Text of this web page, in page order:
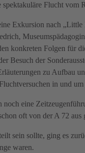
Flucht vom
Exkursion nach
konkreten Folgen für
Besuch der
zu Aufbau
in und
eine
oft von der A 72 aus
sein sollte, ging es
waren.